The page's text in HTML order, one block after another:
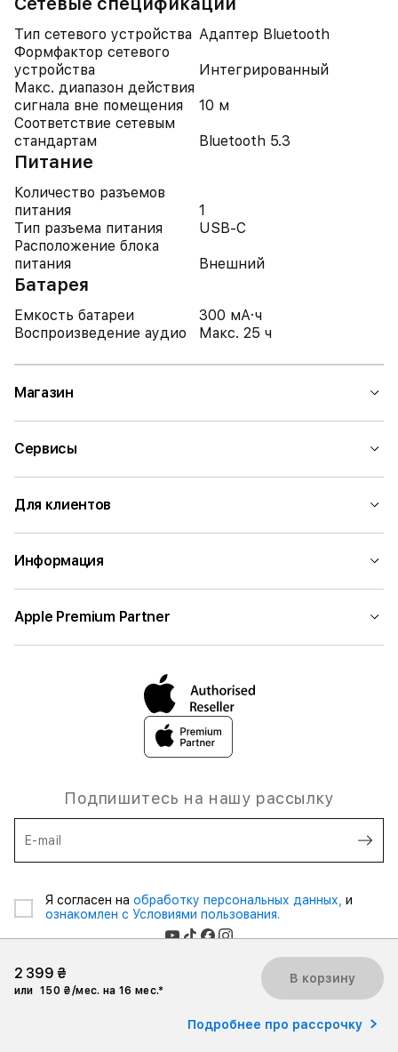
Тип сетевого устройства Адаптер Bluetooth
Формфактор сетевого
устройства
Интегрированный
Макс. диапазон действия
сигнала вне помещения
10 м
Соответствие сетевым
стандартам
Bluetooth 5.3
Питание
Количество разъемов
питания
1
Тип разъема питания
USB-C
Расположение блока
питания
Внешний
Батарея
Емкость батареи
300 мА·ч
Воспроизведение аудио
Макс. 25 ч
2 399 ₴
или 150 ₴/мес. на 16 мес.*
В корзину
Подробнее про рассрочку
Магазин
Сервисы
Для клиентов
Информация
Apple Premium Partner
Подпишитесь на нашу рассылку
E-mail
Я согласен на обработку персональных данных, и
ознакомлен с Условиями пользования.
2026 iSpace Ukraine. Все права защищены.